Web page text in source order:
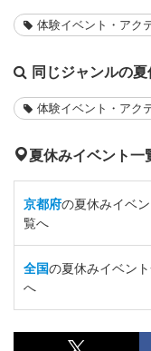
体験イベント・アク
同じジャンルの夏
体験イベント・アク
夏休みイベント一
京都府の夏休みイベ
覧へ
全国の夏休みイベン
へ